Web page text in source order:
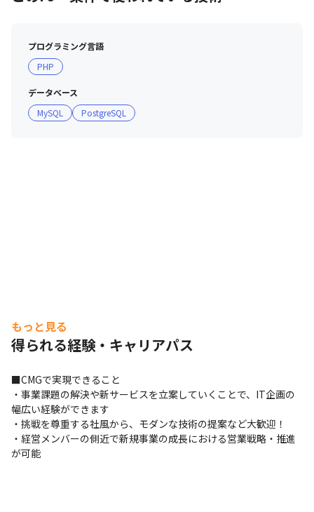
プログラミング言語
PHP
データベース
MySQL
PostgreSQL
もっと見る
得られる経験・キャリアパス
■CMGで実現できること
・事業課題の解決や新サービスを立案していくことで、IT企画の
幅広い経験ができます
・挑戦を尊重する社風から、モダンな技術の提案など大歓迎！
・経営メンバーの側近で新規事業の成長における営業戦略・推進
が可能